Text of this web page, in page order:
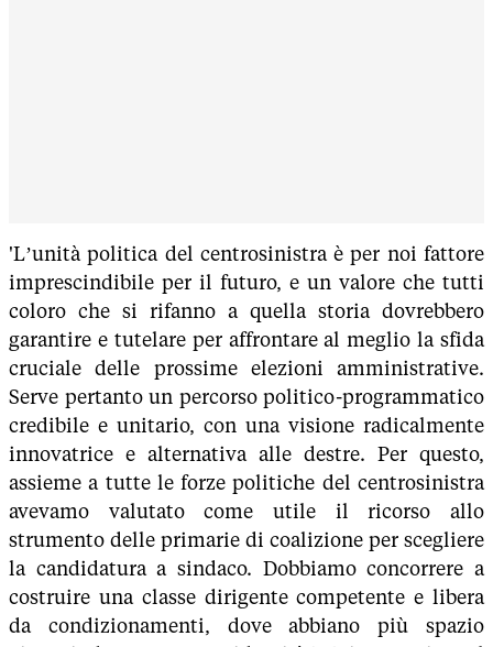
'L’unità politica del centrosinistra è per noi fattore
imprescindibile per il futuro, e un valore che tutti
coloro che si rifanno a quella storia dovrebbero
garantire e tutelare per affrontare al meglio la sfida
cruciale delle prossime elezioni amministrative.
Serve pertanto un percorso politico-programmatico
credibile e unitario, con una visione radicalmente
innovatrice e alternativa alle destre. Per questo,
assieme a tutte le forze politiche del centrosinistra
avevamo valutato come utile il ricorso allo
strumento delle primarie di coalizione per scegliere
la candidatura a sindaco. Dobbiamo concorrere a
costruire una classe dirigente competente e libera
da condizionamenti, dove abbiano più spazio